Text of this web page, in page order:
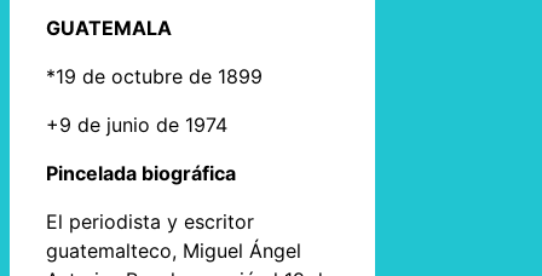
GUATEMALA
*19 de octubre de 1899
+9 de junio de 1974
Pincelada biográfica
El periodista y escritor
guatemalteco, Miguel Ángel